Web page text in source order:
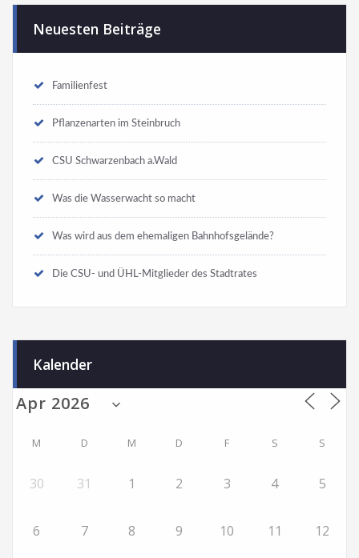
Neuesten Beiträge
Familienfest
Pflanzenarten im Steinbruch
CSU Schwarzenbach a.Wald
Was die Wasserwacht so macht
Was wird aus dem ehemaligen Bahnhofsgelände?
Die CSU- und ÜHL-Mitglieder des Stadtrates
Kalender
M D M D F S S
30 31 1 2 3 4 5
6 7 8 9 10 11 12